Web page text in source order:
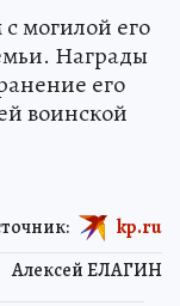
могилой его
Награды
его
воинской
Алексей ЕЛАГИН
kp.ru